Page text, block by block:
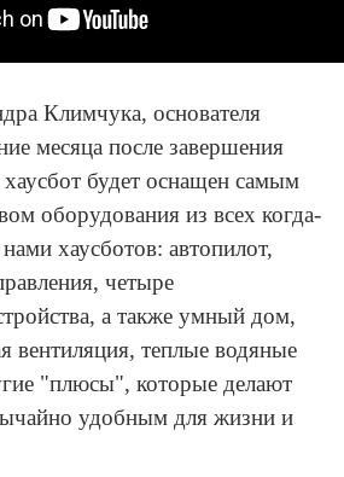
Климчука, основателя
месяца после завершения
хаусбот будет оснащен самым
оборудования из всех когда-
хаусботов: автопилот,
четыре
а также умный дом,
вентиляция, теплые водяные
"плюсы", которые делают
удобным для жизни и